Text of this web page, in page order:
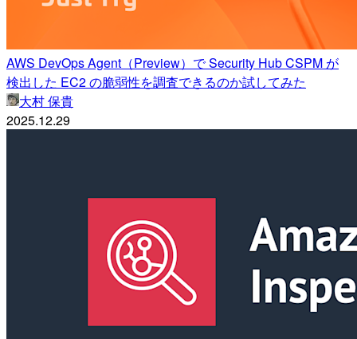
AWS DevOps Agent（Preview）で Security Hub CSPM が
検出した EC2 の脆弱性を調査できるのか試してみた
大村 保貴
2025.12.29